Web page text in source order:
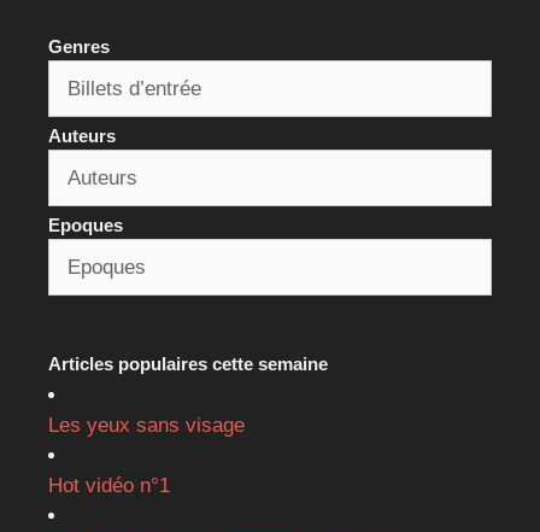
Genres
Auteurs
Epoques
Articles populaires cette semaine
Les yeux sans visage
Hot vidéo n°1